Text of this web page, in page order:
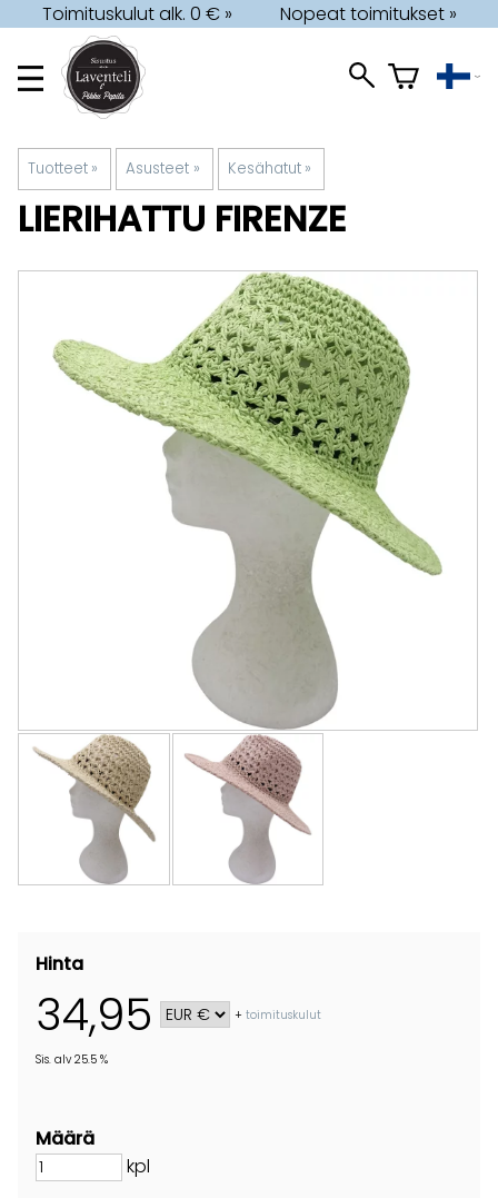
Toimituskulut alk. 0 € » Nopeat toimitukset »
Tuotteet ‪» Asusteet ‪» Kesähatut ‪»
LIERIHATTU FIRENZE
Hinta
34,95 +toimituskulut
Sis. alv 25.5 %
Määrä
kpl